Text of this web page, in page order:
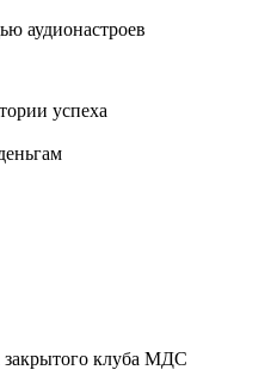
аудионастроев
успеха
закрытого клуба МДС